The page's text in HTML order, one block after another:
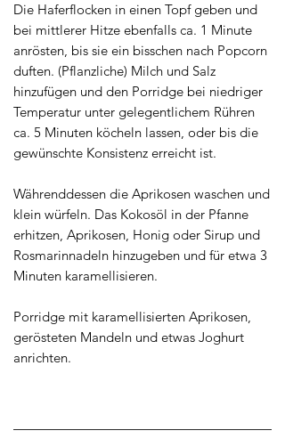
Die Haferflocken in einen Topf geben und
bei mittlerer Hitze ebenfalls ca. 1 Minute
anrösten, bis sie ein bisschen nach Popcorn
duften. (Pflanzliche) Milch und Salz
hinzufügen und den Porridge bei niedriger
Temperatur unter gelegentlichem Rühren
ca. 5 Minuten köcheln lassen, oder bis die
gewünschte Konsistenz erreicht ist. ​
Währenddessen die Aprikosen waschen und
klein würfeln. Das Kokosöl in der Pfanne
erhitzen, Aprikosen, Honig oder Sirup und
Rosmarinnadeln hinzugeben und für etwa 3
Minuten karamellisieren. ​
Porridge mit karamellisierten Aprikosen,
gerösteten Mandeln und etwas Joghurt
anrichten.